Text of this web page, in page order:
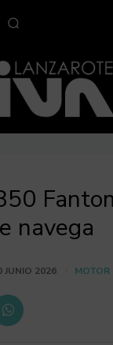
navega
JUNIO 2026 MOTOR